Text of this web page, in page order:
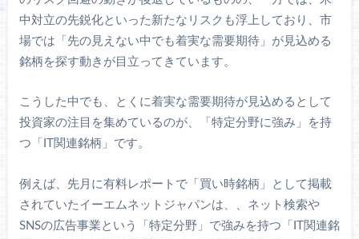
中対立の先鋭化といった新たなリスクも浮上しており、市
場では「先の見えない中でも着実な需要期待」が見込める
銘柄を探す動きが目立ってきています。
こうした中でも、とくに着実な需要期待が見込めるとして
投資家の注目を集めているのが、「特定分野に強み」を持
つ「IT関連銘柄」です。
例えば、先月に有料レポートで「買い時銘柄」として掲載
されていたイーエムネットジャパンは、、ネット検索や
SNSの広告事業という「特定分野」で強みを持つ「IT関連銘